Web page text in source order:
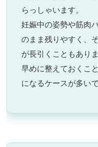
らっしゃいます。
妊娠中の姿勢や筋肉
のまま残りやすく、
が長引くこともありま
早めに整えておくこ
になるケースが多いで